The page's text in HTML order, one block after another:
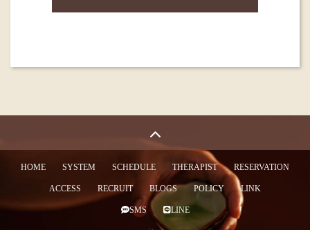
HOME SYSTEM SCHEDULE THERAPIST RESERVATION
ACCESS RECRUIT BLOGS POLICY LINK
SMS LINE